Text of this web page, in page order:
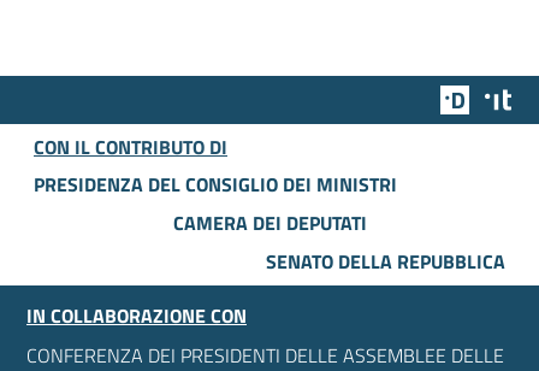
Team
CON IL CONTRIBUTO DI
PRESIDENZA DEL CONSIGLIO DEI MINISTRI
CAMERA DEI DEPUTATI
SENATO DELLA REPUBBLICA
IN COLLABORAZIONE CON
CONFERENZA DEI PRESIDENTI DELLE ASSEMBLEE DELLE